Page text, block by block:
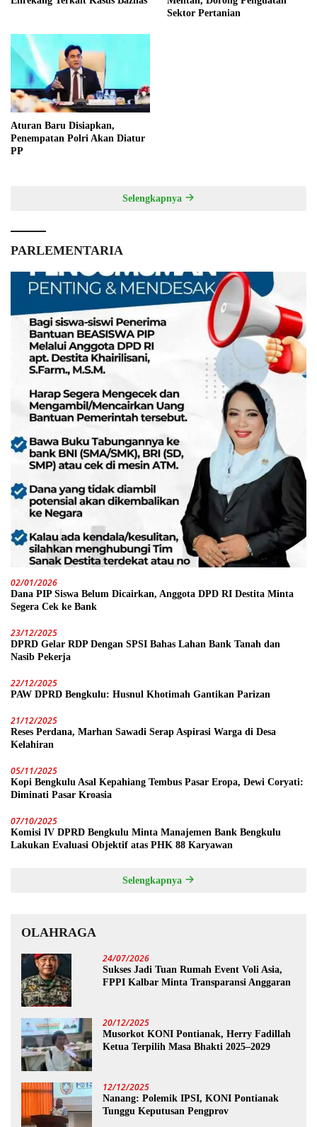
Sektor Pertanian
Aturan Baru Disiapkan,
Penempatan Polri Akan Diatur
PP
Selengkapnya
PARLEMENTARIA
02/01/2026
Dana PIP Siswa Belum Dicairkan, Anggota DPD RI Destita Minta
Segera Cek ke Bank
23/12/2025
DPRD Gelar RDP Dengan SPSI Bahas Lahan Bank Tanah dan
Nasib Pekerja
22/12/2025
PAW DPRD Bengkulu: Husnul Khotimah Gantikan Parizan
21/12/2025
Reses Perdana, Marhan Sawadi Serap Aspirasi Warga di Desa
Kelahiran
05/11/2025
Kopi Bengkulu Asal Kepahiang Tembus Pasar Eropa, Dewi Coryati:
Diminati Pasar Kroasia
07/10/2025
Komisi IV DPRD Bengkulu Minta Manajemen Bank Bengkulu
Lakukan Evaluasi Objektif atas PHK 88 Karyawan
Selengkapnya
OLAHRAGA
24/07/2026
Sukses Jadi Tuan Rumah Event Voli Asia,
FPPI Kalbar Minta Transparansi Anggaran
20/12/2025
Musorkot KONI Pontianak, Herry Fadillah
Ketua Terpilih Masa Bhakti 2025–2029
12/12/2025
Nanang: Polemik IPSI, KONI Pontianak
Tunggu Keputusan Pengprov